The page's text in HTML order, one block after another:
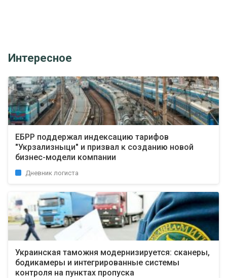
Интересное
ЕБРР поддержал индексацию тарифов
"Укрзализныци" и призвал к созданию новой
бизнес-модели компании
Дневник логиста
Украинская таможня модернизируется: сканеры,
бодикамеры и интегрированные системы
контроля на пунктах пропуска